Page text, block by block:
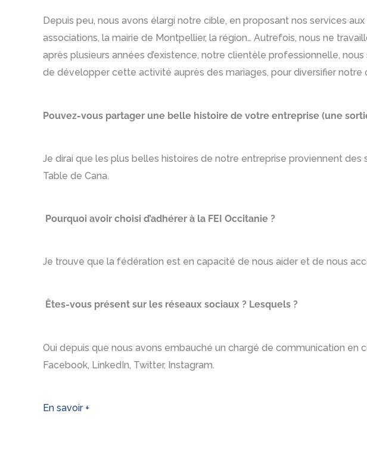
Depuis peu, nous avons élargi notre cible, en proposant nos services
associations, la mairie de Montpellier, la région… Autrefois, nous ne
après plusieurs années d’existence, notre clientèle professionnelle,
de développer cette activité auprès des mariages, pour diversifier notre
Pouvez-vous partager une belle histoire de votre entreprise (une
Je dirai que les plus belles histoires de notre entreprise proviennent des
Table de Cana.
Pourquoi avoir choisi d’adhérer à la FEI Occitanie ?
Je trouve que la fédération est en capacité de nous aider et de nous
Êtes-vous présent sur les réseaux sociaux ? Lesquels ?
Oui depuis que nous avons embauché un chargé de communication en
Facebook, LinkedIn, Twitter, Instagram.
En savoir +